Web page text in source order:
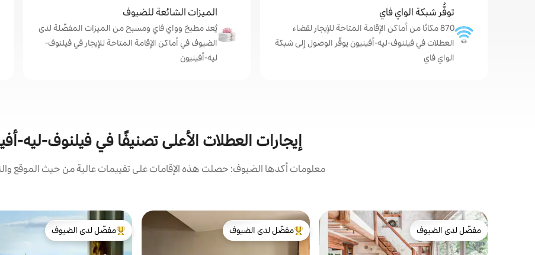
توفُّر شبكة الواي فاي
870 مكانًا من أماكن الإقامة المتاحة للإيجار لقضاء
العطلات في فيلنوف-ليه-أفينيون يوفّر الوصول إلى شبكة
الواي فاي
الميزات الشائعة للضيوف
يُعد مطبخ وواي فاي ومسبح من الميزات المفضّلة لدى
الضيوف في أماكن الإقامة المتاحة للإيجار في فيلنوف-
ليه-أفينيون
إيجارات العطلات الأعلى تصنيفًا في فيلنوف-ليه-
معلومات أكدها الضيوف: حصلت هذه الإقامات على تقييمات عالية من حيث الموقع
مفضّل لدى الضيوف
مفضّل لدى الضيوف
من أبرز البيوت المفضّلة لدى الضيوف
مفضّل لدى الضيوف
من أبرز البيوت المفضّلة لدى الضيوف
مفضّل لدى الضيوف